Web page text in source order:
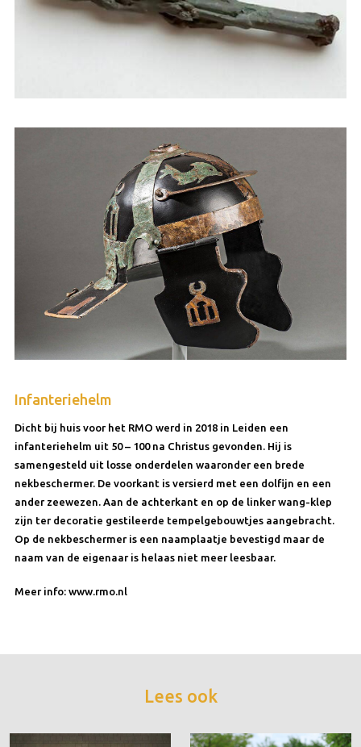
Infanteriehelm
Dicht bij huis voor het RMO werd in 2018 in Leiden een
infanteriehelm uit 50 – 100 na Christus gevonden. Hij is
samengesteld uit losse onderdelen waaronder een brede
nekbeschermer. De voorkant is versierd met een dolfijn en een
ander zeewezen. Aan de achterkant en op de linker wang-klep
zijn ter decoratie gestileerde tempelgebouwtjes aangebracht.
Op de nekbeschermer is een naamplaatje bevestigd maar de
naam van de eigenaar is helaas niet meer leesbaar.
Meer info: www.rmo.nl
Lees ook